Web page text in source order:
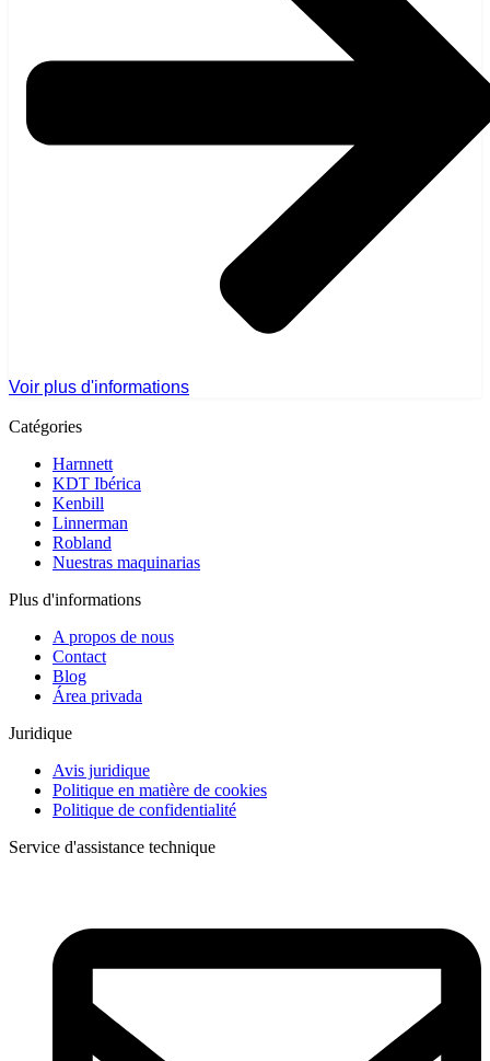
Voir plus d'informations
Catégories
Harnnett
KDT Ibérica
Kenbill
Linnerman
Robland
Nuestras maquinarias
Plus d'informations
A propos de nous
Contact
Blog
Área privada
Juridique
Avis juridique
Politique en matière de cookies
Politique de confidentialité
Service d'assistance technique